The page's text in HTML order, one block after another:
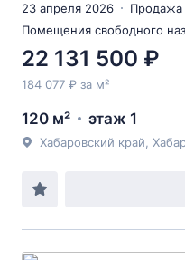
23 апреля 2026
Продажа
Помещения свободного
22 131 500 ₽
184 077 ₽ за м²
120 м² этаж 1
Хабаровский край,